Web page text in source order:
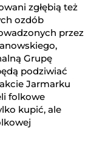
zgłębią też
ozdób
przez
Grupę
podziwiać
Jarmarku
folkowe
kupić, ale